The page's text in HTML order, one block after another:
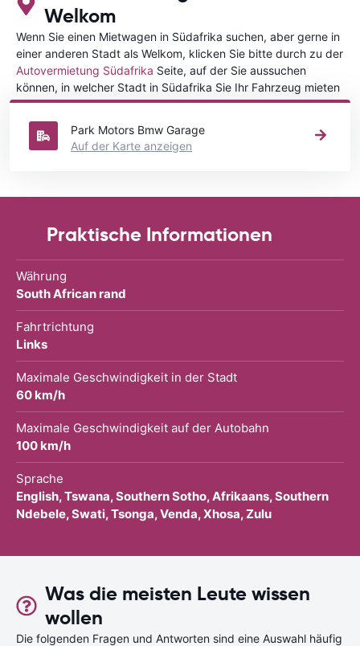
Welkom
Wenn Sie einen Mietwagen in Südafrika suchen, aber gerne in
einer anderen Stadt als Welkom, klicken Sie bitte durch zu der
Autovermietung Südafrika Seite, auf der Sie aussuchen
können, in welcher Stadt in Südafrika Sie Ihr Fahrzeug mieten
wollen.
Park Motors Bmw Garage
Auf der Karte anzeigen
Praktische Informationen
Währung
South African rand
Fahrtrichtung
Links
Maximale Geschwindigkeit in der Stadt
60 km/h
Maximale Geschwindigkeit auf der Autobahn
100 km/h
Sprache
English, Tswana, Southern Sotho, Afrikaans, Southern
Ndebele, Swati, Tsonga, Venda, Xhosa, Zulu
Was die meisten Leute wissen
wollen
Die folgenden Fragen und Antworten sind eine Auswahl häufig